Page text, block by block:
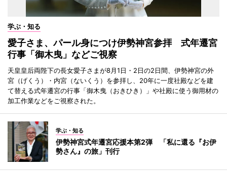
学ぶ・知る
愛子さま、パール身につけ伊勢神宮参拝 式年遷宮
行事「御木曳」などご視察
天皇皇后両陛下の長女愛子さまが8月1日・2日の2日間、伊勢神宮の外
宮（げくう）・内宮（ないくう）を参拝し、20年に一度社殿などを建
て替える式年遷宮の行事「御木曳（おきひき）」や社殿に使う御用材の
加工作業などをご視察された。
学ぶ・知る
伊勢神宮式年遷宮応援本第2弾 「私に還る『お伊
勢さん』の旅」刊行